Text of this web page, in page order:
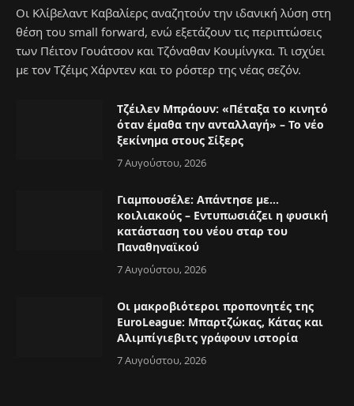
Οι Κλίβελαντ Καβαλίερς αναζητούν την ιδανική λύση στη
θέση του small forward, ενώ εξετάζουν τις περιπτώσεις
των Πέιτον Γουάτσον και Τζόναθαν Κουμίνγκα. Τι ισχύει
με τον Τζέιμς Χάρντεν και το ρόστερ της νέας σεζόν.
Τζέιλεν Μπράουν: «Πέταξα το κινητό
όταν έμαθα την ανταλλαγή» – Το νέο
ξεκίνημα στους Σίξερς
7 Αυγούστου, 2026
Γιαμπουσέλε: Απάντησε με…
κοιλιακούς – Εντυπωσιάζει η φυσική
κατάσταση του νέου σταρ του
Παναθηναϊκού
7 Αυγούστου, 2026
Οι μακροβιότεροι προπονητές της
EuroLeague: Μπαρτζώκας, Κάτας και
Αλιμπίγιεβιτς γράφουν ιστορία
7 Αυγούστου, 2026